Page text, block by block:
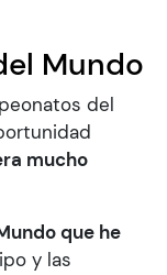
Mundo
del
mucho
que he
y las